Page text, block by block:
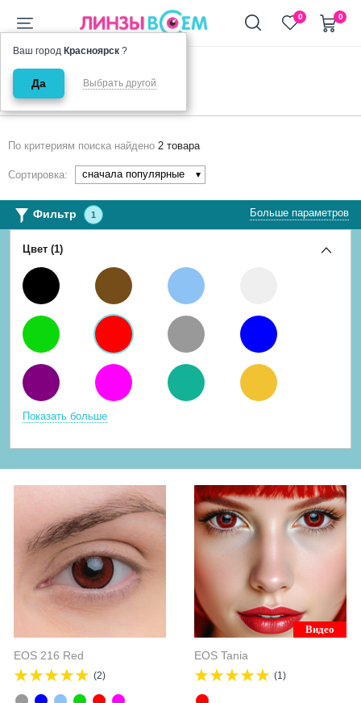
Ваш город Красноярск ?
Да Выбрать другой
+7 (911) 944-90-10 0 0
Красные линзы
По критериям поиска найдено 2 товара
Сортировка: сначала популярные
Фильтр 1 Больше параметров
Цвет (1)
Показать больше
EOS 216 Red
(2)
Видео
EOS Tania
(1)